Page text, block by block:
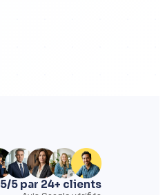
5/5 par 24+ clients